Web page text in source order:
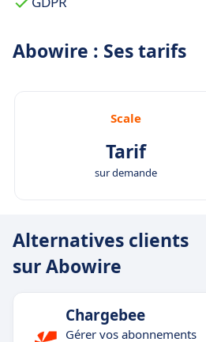
Abowire : Ses tarifs
Scale
Tarif
sur demande
Alternatives clients
sur Abowire
Chargebee
Gérer vos abonnements